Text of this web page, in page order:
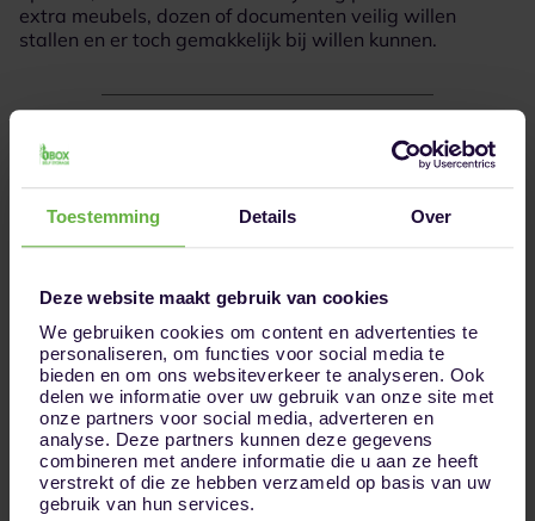
Toestemming Details Over
Deze website maakt gebruik van cookies
We gebruiken cookies om content en advertenties te
personaliseren, om functies voor social media te
bieden en om ons websiteverkeer te analyseren. Ook
delen we informatie over uw gebruik van onze site met
onze partners voor social media, adverteren en
analyse. Deze partners kunnen deze gegevens
combineren met andere informatie die u aan ze heeft
verstrekt of die ze hebben verzameld op basis van uw
gebruik van hun services.
extra meubels, dozen of documenten veilig willen
stallen en er toch gemakkelijk bij willen kunnen.
Huur jouw opslagruimte in 3 simpele stappen
2 Reserveer jouw ruimte online